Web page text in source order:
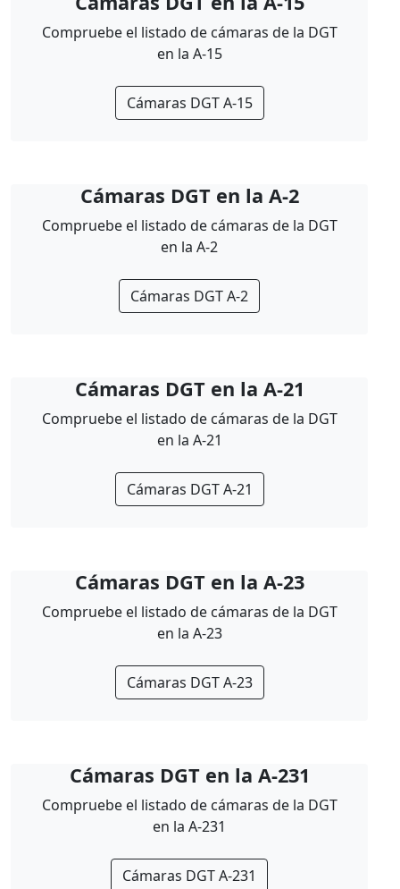
Compruebe el listado de cámaras de la DGT
en la A-15
Cámaras DGT A-15
Cámaras DGT en la A-2
Compruebe el listado de cámaras de la DGT
en la A-2
Cámaras DGT A-2
Cámaras DGT en la A-21
Compruebe el listado de cámaras de la DGT
en la A-21
Cámaras DGT A-21
Cámaras DGT en la A-23
Compruebe el listado de cámaras de la DGT
en la A-23
Cámaras DGT A-23
Cámaras DGT en la A-231
Compruebe el listado de cámaras de la DGT
en la A-231
Cámaras DGT A-231